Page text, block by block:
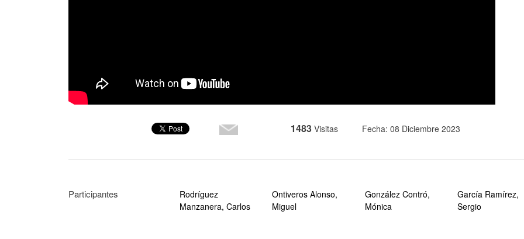
1483 Visitas Fecha: 08 Diciembre 2023
Participantes
Rodríguez
Manzanera, Carlos
Ontiveros Alonso,
Miguel
González Contró,
Mónica
García Ramírez,
Sergio